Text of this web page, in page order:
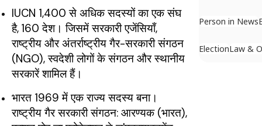
IUCN 1,400 से अधिक सदस्यों का एक संघ
है, 160 देश। जिसमें सरकारी एजेंसियाँ,
राष्ट्रीय और अंतर्राष्ट्रीय गैर-सरकारी संगठन
(NGO), स्वदेशी लोगों के संगठन और स्थानीय
सरकारें शामिल हैं।
भारत 1969 में एक राज्य सदस्य बना।
राष्ट्रीय गैर सरकारी संगठन: आरण्यक (भारत),
Person in News
ElectionLaw &